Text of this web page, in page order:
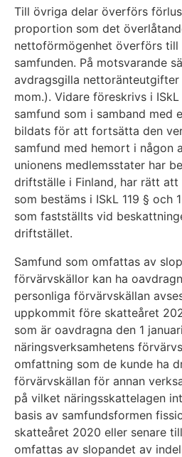
Till övriga delar överförs
proportion som det
nettoförmögenhet överförs till
samfunden. På motsvarande
avdragsgilla nettoränteutgifter
mom.). Vidare föreskrivs i
samfund som i samband med
bildats för att fortsätta den
samfund med hemort i någon
unionens medlemsstater har
driftställe i Finland, har rätt att
som bestäms i ISkL 119 § och
som fastställts vid
driftstället.
Samfund som omfattas av
förvärvskällor kan ha
personliga förvärvskällan
uppkommit före skatteåret
som är oavdragna den 1
näringsverksamhetens
omfattning som de kunde ha
förvärvskällan för annan
på vilket näringsskattelagen
basis av samfundsformen
skatteåret 2020 eller senare
omfattas av slopandet av